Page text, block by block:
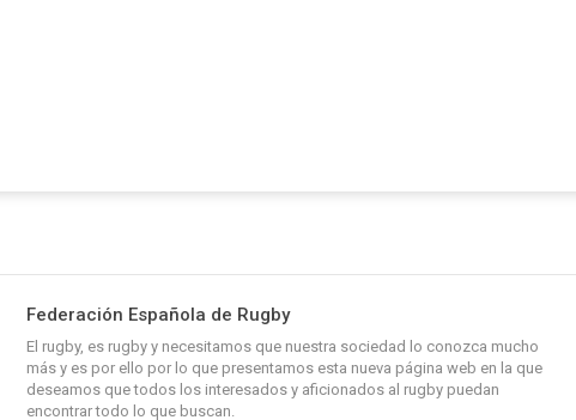
Federación Española de Rugby
El rugby, es rugby y necesitamos que nuestra sociedad lo conozca mucho
más y es por ello por lo que presentamos esta nueva página web en la que
deseamos que todos los interesados y aficionados al rugby puedan
encontrar todo lo que buscan.